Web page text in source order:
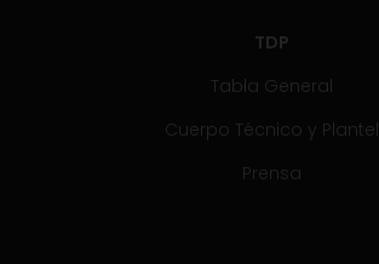
TDP
Tabla General
Cuerpo Técnico y Plantel
Prensa